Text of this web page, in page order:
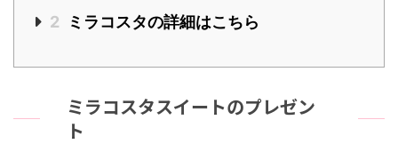
2 ミラコスタの詳細はこちら
ミラコスタスイートのプレゼン
ト